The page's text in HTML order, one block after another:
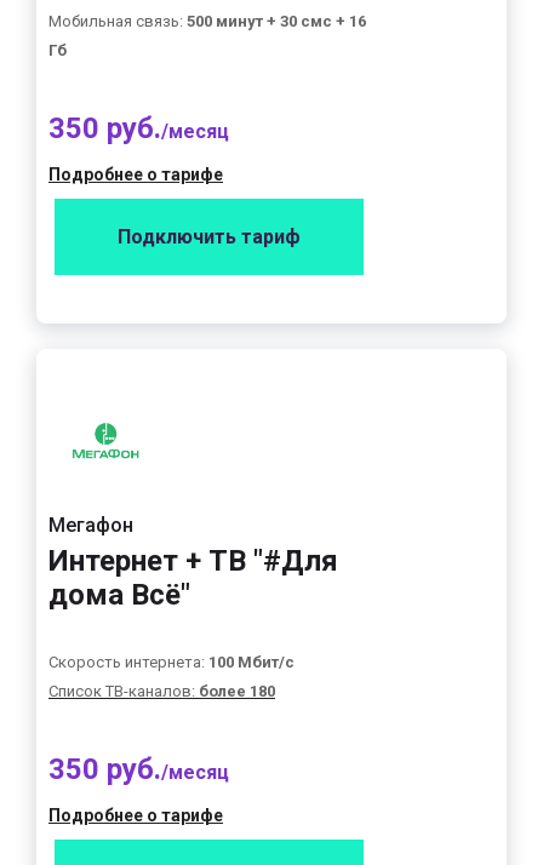
Мобильная связь: 500 минут + 30 смс + 16
Гб
350 руб./месяц
Подробнее о тарифе
Подключить тариф
Мегафон
Интернет + ТВ "#Для
дома Всё"
Скорость интернета: 100 Мбит/с
Список ТВ-каналов: более 180
350 руб./месяц
Подробнее о тарифе